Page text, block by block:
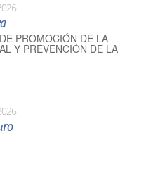
PROMOCIÓN DE LA
Y PREVENCIÓN DE LA